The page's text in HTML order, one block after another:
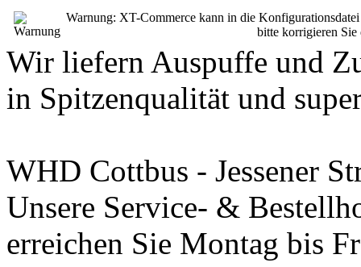
Warnung: XT-Commerce kann in die
bitte korrigieren Sie
Wir liefern Auspuffe und
in Spitzenqualität und
WHD Cottbus - Jessener
Unsere Service- &
erreichen Sie Montag bis